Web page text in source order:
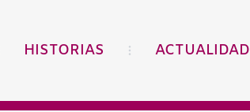
HISTORIAS ACTUALIDAD